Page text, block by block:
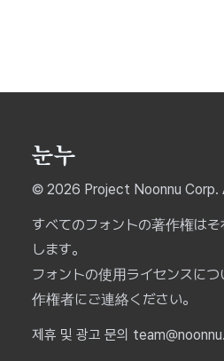
© 2026 Project Noonnu Corp.
すべてのフォントの著作権は
します。
フォントの使用ライセンスに
作権者にご連絡ください。
제휴 및 광고 문의